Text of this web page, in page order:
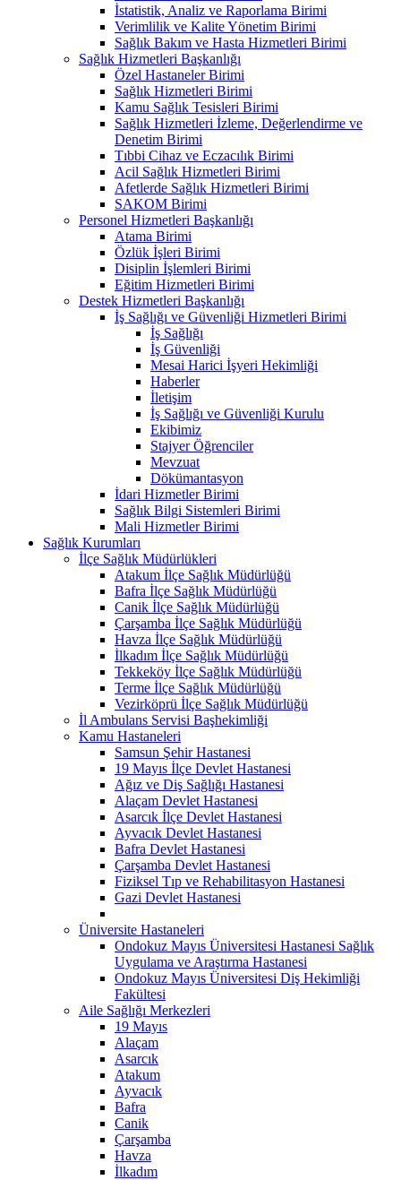
İstatistik, Analiz ve Raporlama Birimi
Verimlilik ve Kalite Yönetim Birimi
Sağlık Bakım ve Hasta Hizmetleri Birimi
Sağlık Hizmetleri Başkanlığı
Özel Hastaneler Birimi
Sağlık Hizmetleri Birimi
Kamu Sağlık Tesisleri Birimi
Sağlık Hizmetleri İzleme, Değerlendirme ve
Denetim Birimi
Tıbbi Cihaz ve Eczacılık Birimi
Acil Sağlık Hizmetleri Birimi
Afetlerde Sağlık Hizmetleri Birimi
SAKOM Birimi
Personel Hizmetleri Başkanlığı
Atama Birimi
Özlük İşleri Birimi
Disiplin İşlemleri Birimi
Eğitim Hizmetleri Birimi
Destek Hizmetleri Başkanlığı
İş Sağlığı ve Güvenliği Hizmetleri Birimi
İş Sağlığı
İş Güvenliği
Mesai Harici İşyeri Hekimliği
Haberler
İletişim
İş Sağlığı ve Güvenliği Kurulu
Ekibimiz
Stajyer Öğrenciler
Mevzuat
Dökümantasyon
İdari Hizmetler Birimi
Sağlık Bilgi Sistemleri Birimi
Mali Hizmetler Birimi
Sağlık Kurumları
İlçe Sağlık Müdürlükleri
Atakum İlçe Sağlık Müdürlüğü
Bafra İlçe Sağlık Müdürlüğü
Canik İlçe Sağlık Müdürlüğü
Çarşamba İlçe Sağlık Müdürlüğü
Havza İlçe Sağlık Müdürlüğü
İlkadım İlçe Sağlık Müdürlüğü
Tekkeköy İlçe Sağlık Müdürlüğü
Terme İlçe Sağlık Müdürlüğü
Vezirköprü İlçe Sağlık Müdürlüğü
İl Ambulans Servisi Başhekimliği
Kamu Hastaneleri
Samsun Şehir Hastanesi
19 Mayıs İlçe Devlet Hastanesi
Ağız ve Diş Sağlığı Hastanesi
Alaçam Devlet Hastanesi
Asarcık İlçe Devlet Hastanesi
Ayvacık Devlet Hastanesi
Bafra Devlet Hastanesi
Çarşamba Devlet Hastanesi
Fiziksel Tıp ve Rehabilitasyon Hastanesi
Gazi Devlet Hastanesi
Üniversite Hastaneleri
Ondokuz Mayıs Üniversitesi Hastanesi Sağlık
Uygulama ve Araştırma Hastanesi
Ondokuz Mayıs Üniversitesi Diş Hekimliği
Fakültesi
Aile Sağlığı Merkezleri
19 Mayıs
Alaçam
Asarcık
Atakum
Ayvacık
Bafra
Canik
Çarşamba
Havza
İlkadım